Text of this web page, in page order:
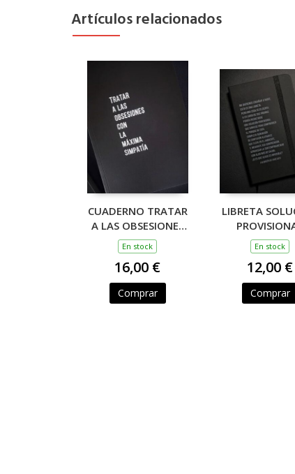
Artículos relacionados
CUADERNO TRATAR
A LAS OBSESIONES
CON LA MÁXIMA
SIMPATÍA
En stock
16,00 €
Comprar
LIBRETA
En stock
12,00 €
Comprar